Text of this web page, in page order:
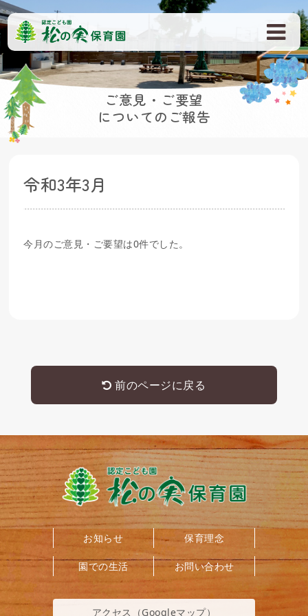
ご意見・ご要望
についてのご報告
令和3年3月
今月のご意見・ご要望は0件でした。
前のページに戻る
お知らせ 保育理念
園での生活 お問い合わせ
アクセス（Googleマップ）